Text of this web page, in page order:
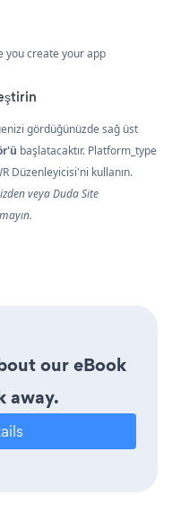
you create your app
gördüğünüzde sağ üst
başlatacaktır. Platform_type
Düzenleyicisi'ni kullanın.
veya Duda Site
our eBook
away.